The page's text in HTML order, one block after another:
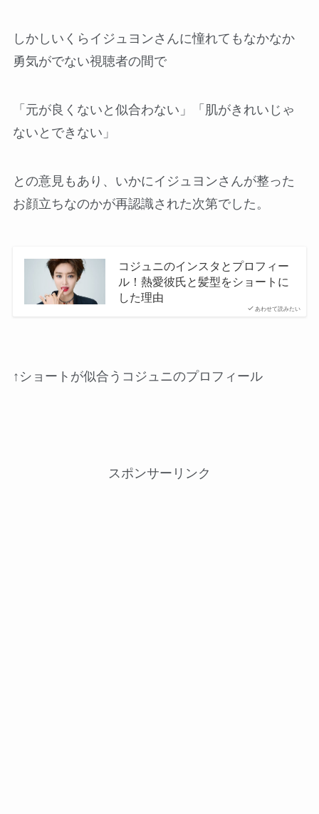
しかしいくらイジュヨンさんに憧れてもなかなか
勇気がでない視聴者の間で
「元が良くないと似合わない」「肌がきれいじゃ
ないとできない」
との意見もあり、いかにイジュヨンさんが整った
お顔立ちなのかが再認識された次第でした。
あわせて読みたい
コジュニのインスタとプロフィー
ル！熱愛彼氏と髪型をショートに
した理由
↑ショートが似合うコジュニのプロフィール
スポンサーリンク